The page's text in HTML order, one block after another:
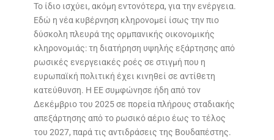
Το ίδιο ισχύει, ακόμη εντονότερα, για την ενέργεια.
Εδώ η νέα κυβέρνηση κληρονομεί ίσως την πιο
δύσκολη πλευρά της ορμπανικής οικονομικής
κληρονομιάς: τη διατήρηση υψηλής εξάρτησης από
ρωσικές ενεργειακές ροές σε στιγμή που η
ευρωπαϊκή πολιτική έχει κινηθεί σε αντίθετη
κατεύθυνση. Η ΕΕ συμφώνησε ήδη από τον
Δεκέμβριο του 2025 σε πορεία πλήρους σταδιακής
απεξάρτησης από το ρωσικό αέριο έως το τέλος
του 2027, παρά τις αντιδράσεις της Βουδαπέστης.